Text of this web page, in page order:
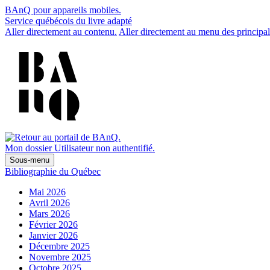
BAnQ pour appareils mobiles.
Service québécois du livre adapté
Aller directement au contenu. Aller directement au menu des
Mon dossier Utilisateur non authentifié.
Sous-menu
Bibliographie du Québec
Mai 2026
Avril 2026
Mars 2026
Février 2026
Janvier 2026
Décembre 2025
Novembre 2025
Octobre 2025